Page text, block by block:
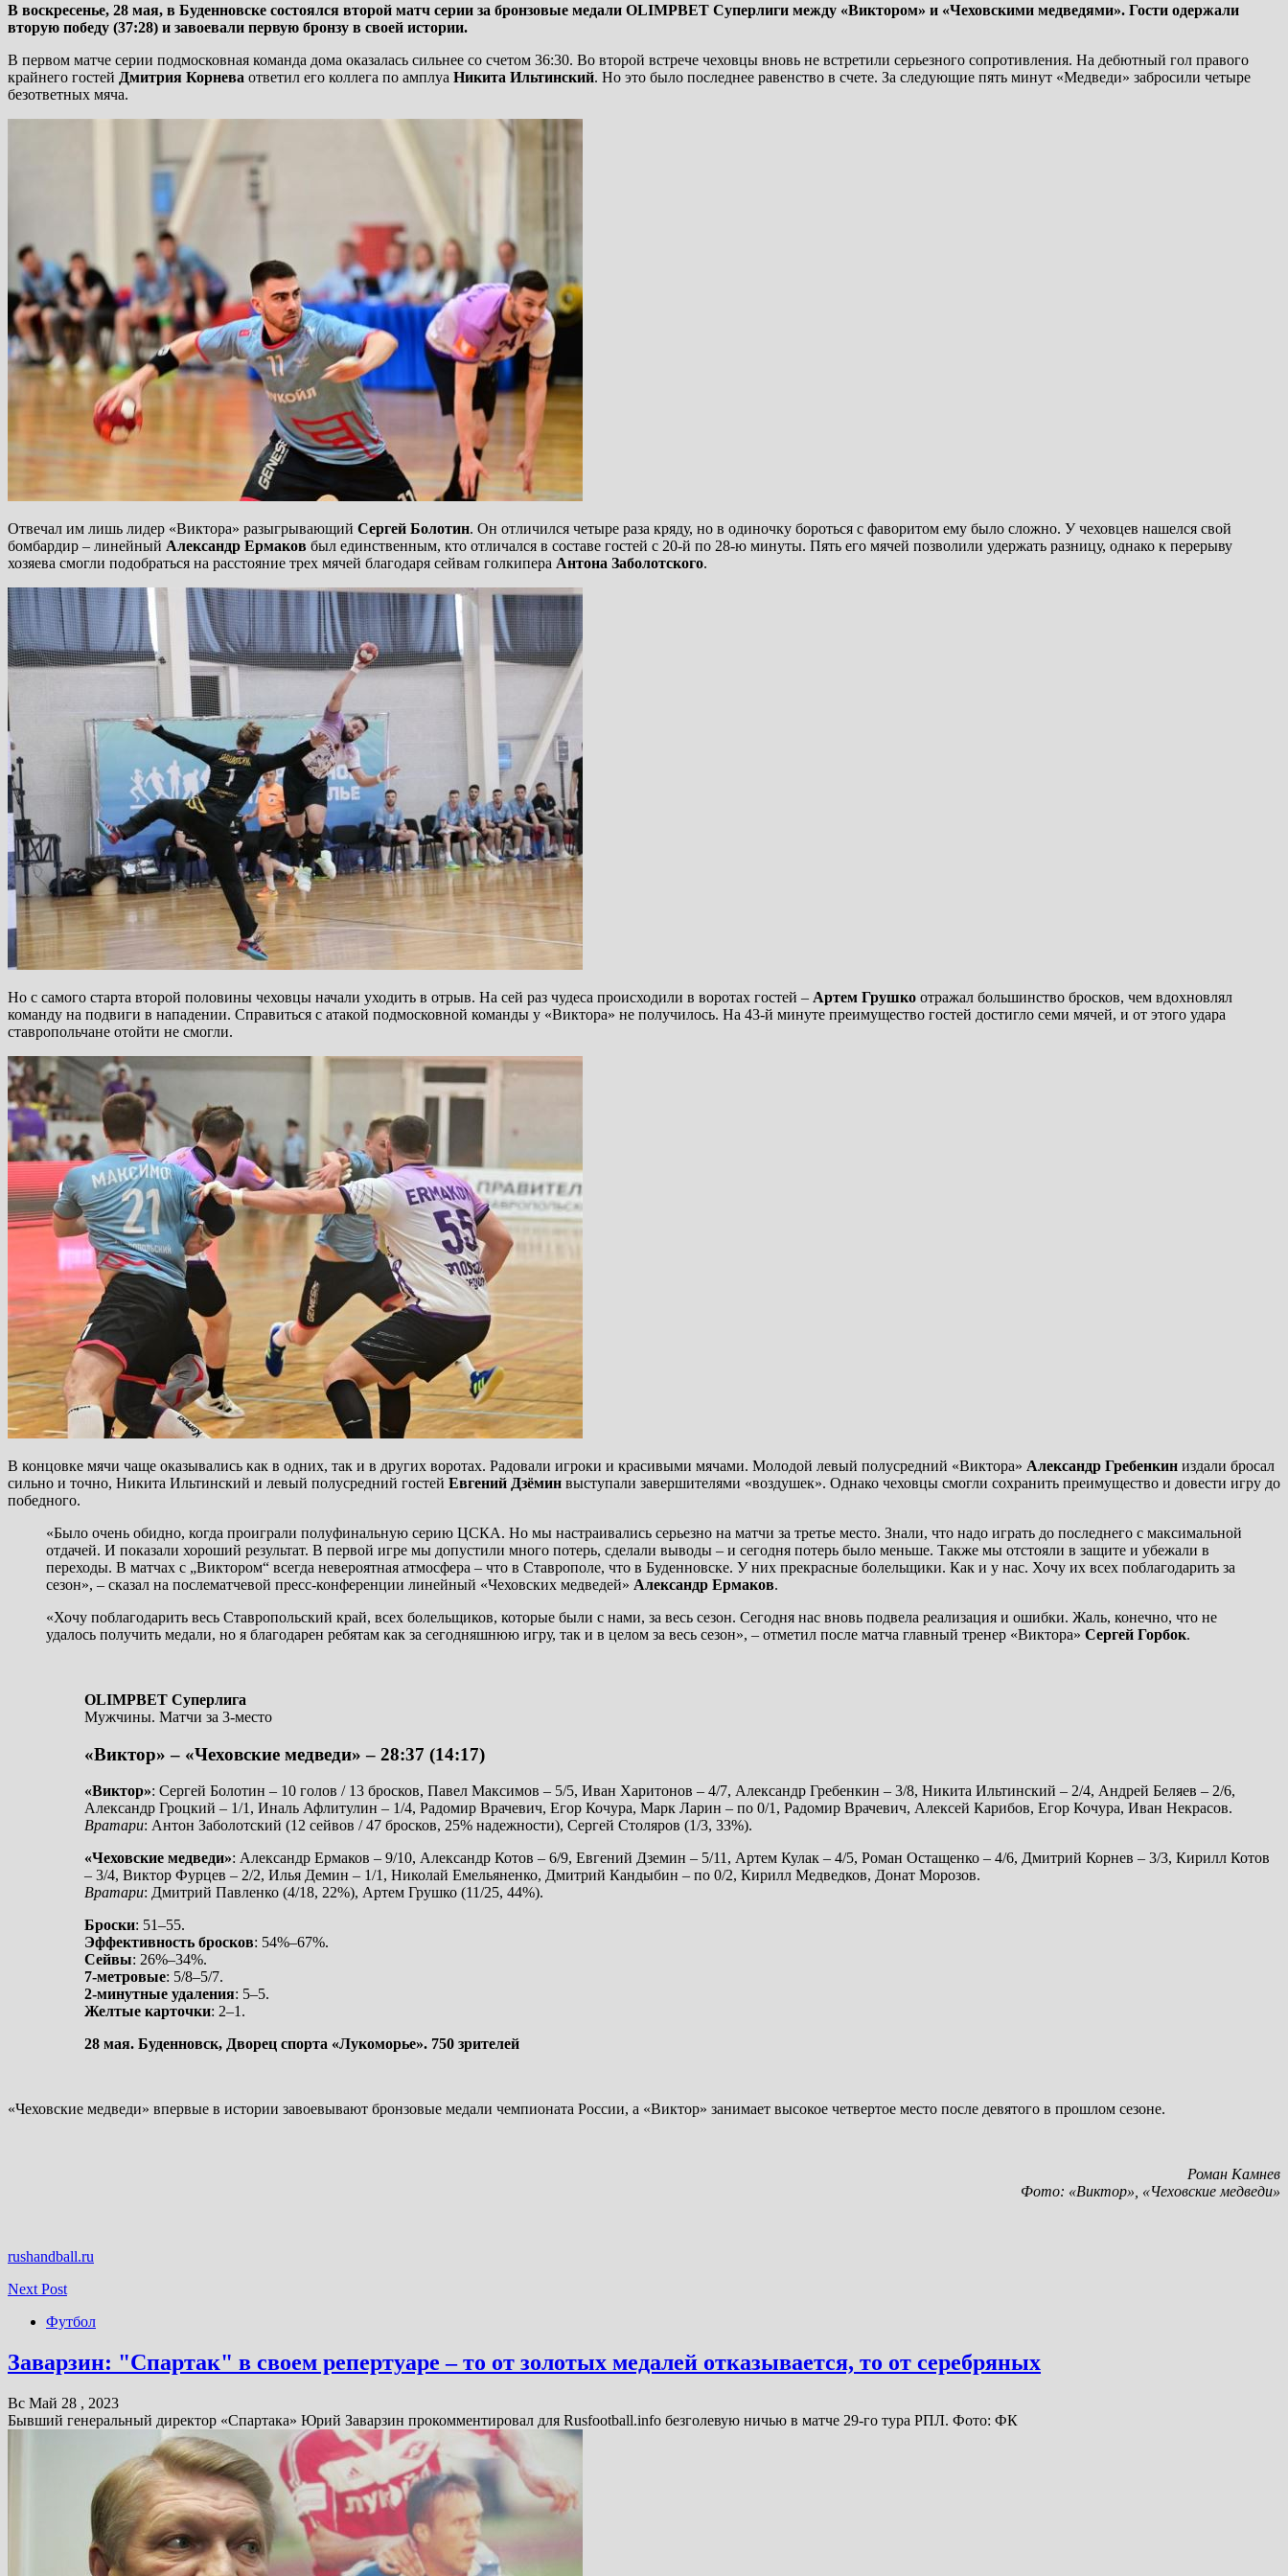
В воскресенье, 28 мая, в Буденновске состоялся второй матч серии за бронзовые медали OLIMPBET Суперлиги между «Виктором» и «Чеховскими медведями». Гости одержали
вторую победу (37:28) и завоевали первую бронзу в своей истории.
В первом матче серии подмосковная команда дома оказалась сильнее со счетом 36:30. Во второй встрече чеховцы вновь не встретили серьезного сопротивления. На дебютный гол правого
крайнего гостей Дмитрия Корнева ответил его коллега по амплуа Никита Ильтинский. Но это было последнее равенство в счете. За следующие пять минут «Медведи» забросили четыре
безответных мяча.
Отвечал им лишь лидер «Виктора» разыгрывающий Сергей Болотин. Он отличился четыре раза кряду, но в одиночку бороться с фаворитом ему было сложно. У чеховцев нашелся свой
бомбардир – линейный Александр Ермаков был единственным, кто отличался в составе гостей с 20-й по 28-ю минуты. Пять его мячей позволили удержать разницу, однако к перерыву
хозяева смогли подобраться на расстояние трех мячей благодаря сейвам голкипера Антона Заболотского.
Но с самого старта второй половины чеховцы начали уходить в отрыв. На сей раз чудеса происходили в воротах гостей – Артем Грушко отражал большинство бросков, чем вдохновлял
команду на подвиги в нападении. Справиться с атакой подмосковной команды у «Виктора» не получилось. На 43-й минуте преимущество гостей достигло семи мячей, и от этого удара
ставропольчане отойти не смогли.
В концовке мячи чаще оказывались как в одних, так и в других воротах. Радовали игроки и красивыми мячами. Молодой левый полусредний «Виктора» Александр Гребенкин издали бросал
сильно и точно, Никита Ильтинский и левый полусредний гостей Евгений Дзёмин выступали завершителями «воздушек». Однако чеховцы смогли сохранить преимущество и довести игру до
победного.
«Было очень обидно, когда проиграли полуфинальную серию ЦСКА. Но мы настраивались серьезно на матчи за третье место. Знали, что надо играть до последнего с максимальной
отдачей. И показали хороший результат. В первой игре мы допустили много потерь, сделали выводы – и сегодня потерь было меньше. Также мы отстояли в защите и убежали в
переходы. В матчах с „Виктором“ всегда невероятная атмосфера – что в Ставрополе, что в Буденновске. У них прекрасные болельщики. Как и у нас. Хочу их всех поблагодарить за
сезон», – сказал на послематчевой пресс-конференции линейный «Чеховских медведей» Александр Ермаков.
«Хочу поблагодарить весь Ставропольский край, всех болельщиков, которые были с нами, за весь сезон. Сегодня нас вновь подвела реализация и ошибки. Жаль, конечно, что не
удалось получить медали, но я благодарен ребятам как за сегодняшнюю игру, так и в целом за весь сезон», – отметил после матча главный тренер «Виктора» Сергей Горбок.
OLIMPBET Суперлига
Мужчины. Матчи за 3-место
«Виктор» – «Чеховские медведи» – 28:37 (14:17)
«Виктор»: Сергей Болотин – 10 голов / 13 бросков, Павел Максимов – 5/5, Иван Харитонов – 4/7, Александр Гребенкин – 3/8, Никита Ильтинский – 2/4, Андрей Беляев – 2/6,
Александр Гроцкий – 1/1, Иналь Афлитулин – 1/4, Радомир Врачевич, Егор Кочура, Марк Ларин – по 0/1, Радомир Врачевич, Алексей Карибов, Егор Кочура, Иван Некрасов.
Вратари: Антон Заболотский (12 сейвов / 47 бросков, 25% надежности), Сергей Столяров (1/3, 33%).
«Чеховские медведи»: Александр Ермаков – 9/10, Александр Котов – 6/9, Евгений Дземин – 5/11, Артем Кулак – 4/5, Роман Остащенко – 4/6, Дмитрий Корнев – 3/3, Кирилл Котов
– 3/4, Виктор Фурцев – 2/2, Илья Демин – 1/1, Николай Емельяненко, Дмитрий Кандыбин – по 0/2, Кирилл Медведков, Донат Морозов.
Вратари: Дмитрий Павленко (4/18, 22%), Артем Грушко (11/25, 44%).
Броски: 51–55.
Эффективность бросков: 54%–67%.
Сейвы: 26%–34%.
7-метровые: 5/8–5/7.
2-минутные удаления: 5–5.
Желтые карточки: 2–1.
28 мая. Буденновск, Дворец спорта «Лукоморье». 750 зрителей
«Чеховские медведи» впервые в истории завоевывают бронзовые медали чемпионата России, а «Виктор» занимает высокое четвертое место после девятого в прошлом сезоне.
Роман Камнев
Фото: «Виктор», «Чеховские медведи»
rushandball.ru
Next Post
Футбол
Заварзин: "Спартак" в своем репертуаре – то от золотых медалей отказывается, то от серебряных
Вс Май 28 , 2023
Бывший генеральный директор «Спартака» Юрий Заварзин прокомментировал для Rusfootball.info безголевую ничью в матче 29-го тура РПЛ. Фото: ФК